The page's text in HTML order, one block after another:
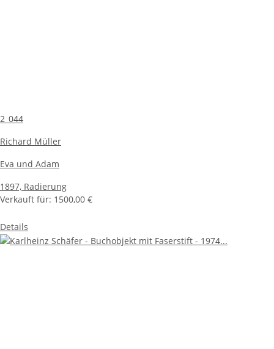
2_044
Richard Müller
Eva und Adam
1897, Radierung
Verkauft für: 1500,00 €
Details